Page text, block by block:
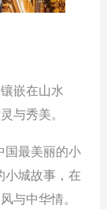
嵌在山水
与秀美。
国最美丽的小
小城故事，在
与中华情。